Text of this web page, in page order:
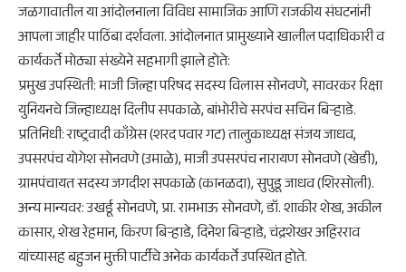
​जळगावातील या आंदोलनाला विविध सामाजिक आणि राजकीय संघटनांनी
आपला जाहीर पाठिंबा दर्शवला. आंदोलनात प्रामुख्याने खालील पदाधिकारी व
कार्यकर्ते मोठ्या संख्येने सहभागी झाले होते:
​प्रमुख उपस्थिती: माजी जिल्हा परिषद सदस्य विलास सोनवणे, सावरकर रिक्षा
युनियनचे जिल्हाध्यक्ष दिलीप सपकाळे, बांभोरीचे सरपंच सचिन बिऱ्हाडे.
​प्रतिनिधी: राष्ट्रवादी काँग्रेस (शरद पवार गट) तालुकाध्यक्ष संजय जाधव,
उपसरपंच योगेश सोनवणे (उमाळे), माजी उपसरपंच नारायण सोनवणे (खेडी),
ग्रामपंचायत सदस्य जगदीश सपकाळे (कानळदा), सुपुडू जाधव (शिरसोली).
​अन्य मान्यवर: उखर्डू सोनवणे, प्रा. रामभाऊ सोनवणे, डॉ. शाकीर शेख, अकील
कासार, शेख रेहमान, किरण बिऱ्हाडे, दिनेश बिऱ्हाडे, चंद्रशेखर अहिरराव
यांच्यासह बहुजन मुक्ती पार्टीचे अनेक कार्यकर्ते उपस्थित होते.